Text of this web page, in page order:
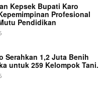
Kepsek Bupati Karo
Profesional
Pendidikan
Serahkan 1,2 Juta Benih
untuk 259 Kelompok Tani.